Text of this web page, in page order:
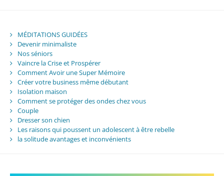
MÉDITATIONS GUIDÉES
Devenir minimaliste
Nos séniors
Vaincre la Crise et Prospérer
Comment Avoir une Super Mémoire
Créer votre business même débutant
Isolation maison
Comment se protéger des ondes chez vous
Couple
Dresser son chien
Les raisons qui poussent un adolescent à être rebelle
la solitude avantages et inconvénients